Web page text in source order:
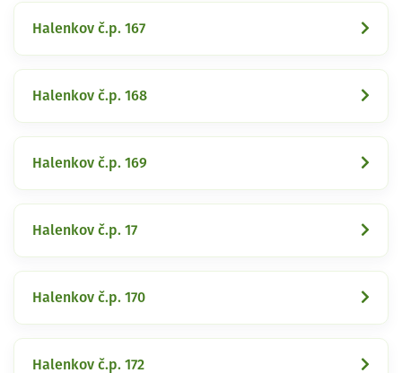
Halenkov č.p. 167
Halenkov č.p. 168
Halenkov č.p. 169
Halenkov č.p. 17
Halenkov č.p. 170
Halenkov č.p. 172